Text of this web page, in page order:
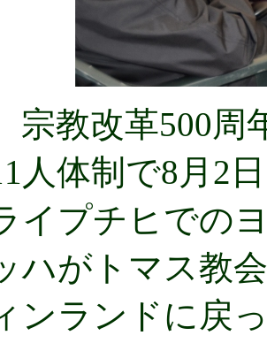
宗教改革500周
人体制で8月2
イプチヒでの
ハがトマス教
ンランドに戻